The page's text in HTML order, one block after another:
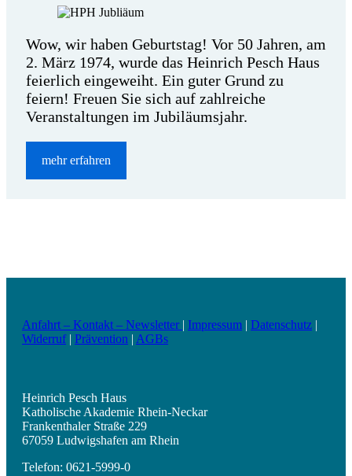
Wow, wir haben Geburtstag! Vor 50 Jahren, am
2. März 1974, wurde das Heinrich Pesch Haus
feierlich eingeweiht. Ein guter Grund zu
feiern! Freuen Sie sich auf zahlreiche
Veranstaltungen im Jubiläumsjahr.
mehr erfahren
Anfahrt – Kontakt – Newsletter | Impressum | Datenschutz |
Widerruf| Prävention | AGBs
Heinrich Pesch Haus
Katholische Akademie Rhein-Neckar
Frankenthaler Straße 229
67059 Ludwigshafen am Rhein
Telefon: 0621-5999-0